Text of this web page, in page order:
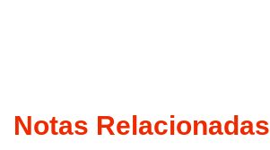
Notas Relacionadas